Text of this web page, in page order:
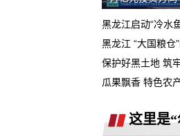
全款购买
被中信银
诿不作为
石家庄鹿
退定金
黑龙江启动“冷水
黑龙江 “大国粮仓
保护好黑土地 筑
瓜果飘香 特色农
这里是“